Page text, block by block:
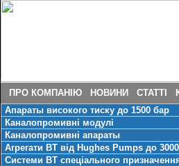
ПРО КОМПАНІЮ НОВИНИ СТАТТІ
Апараты високого тиску до 1500 бар
Каналопромивні модулі
Каналопромивні апараты
Агрегати ВТ від Hughes Pumps до
Системи ВТ спеціального